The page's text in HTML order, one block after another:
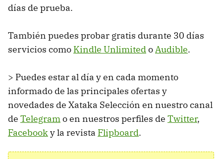
días de prueba.
También puedes probar gratis durante 30 días
servicios como Kindle UnlimitedoAudible.
> Puedes estar al día y en cada momento
informado de las principales ofertas y
novedades de Xataka Selección en nuestro canal
de Telegramo en nuestros perfiles de Twitter,
Facebooky la revista Flipboard.